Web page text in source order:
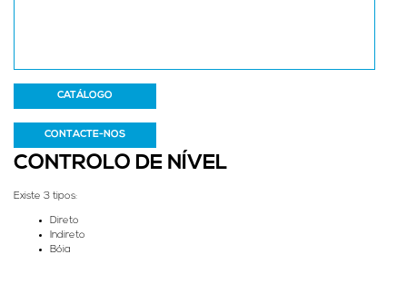
CATÁLOGO
CONTACTE-NOS
CONTROLO DE NÍVEL
Existe 3 tipos:
Direto
Indireto
Bóia